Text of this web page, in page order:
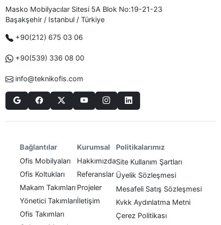
Masko Mobilyacılar Sitesi 5A Blok No:19-21-23
Başakşehir / Istanbul / Türkiye
+90(212) 675 03 06
+90(539) 336 08 00
info@teknikofis.com
Bağlantılar
Ofis Mobilyaları
Ofis Koltukları
Makam Takımları
Yönetici Takımları
Ofis Takımları
Kurumsal
Hakkımızda
Referanslar
Projeler
İletişim
Politikalarımız
Site Kullanım Şartları
Üyelik Sözleşmesi
Mesafeli Satış Sözleşmesi
Kvkk Aydınlatma Metni
Çerez Politikası